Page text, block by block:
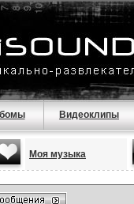
Видеоклипы
Моя музыка